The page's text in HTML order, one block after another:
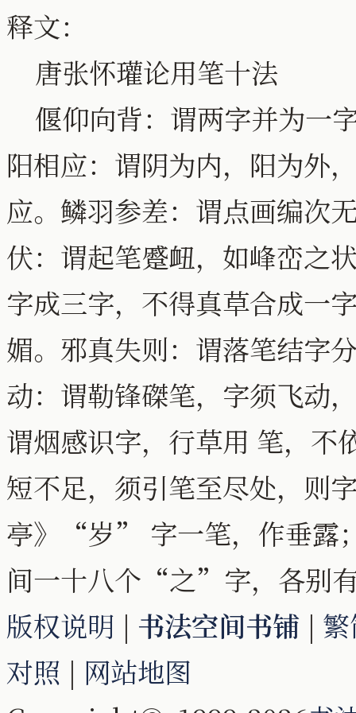
释文：
唐张怀瓘论用笔十法
偃仰向背：谓两字并为一
阳相应：谓阴为内，阳为外
应。鳞羽参差：谓点画编次
伏：谓起笔蹙衄，如峰峦之
字成三字，不得真草合成一
媚。邪真失则：谓落笔结字
动：谓勒锋磔笔，字须飞动
谓烟感识字，行草用 笔，不
短不足，须引笔至尽处，则
亭》“岁” 字一笔，作垂露
间一十八个“之”字，各别
版权说明 | 书法空间书铺 |
对照 | 网站地图